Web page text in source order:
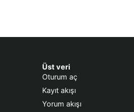
Üst veri
Oturum aç
Kayıt akışı
Yorum akışı